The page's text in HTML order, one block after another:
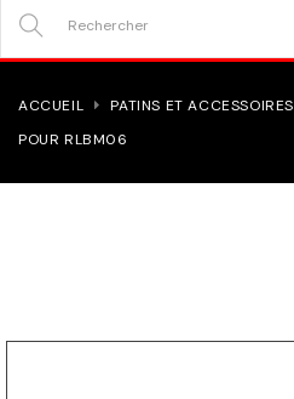
ACCUEIL PATINS ET ACCESSOIRES
POUR RLBM06